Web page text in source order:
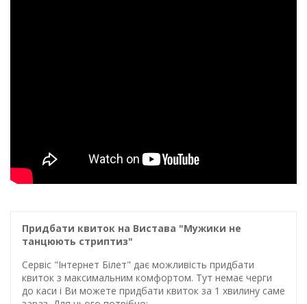
Придбати квиток на Вистава "Мужики не
танцюють стриптиз"
Сервіс "Інтернет Білет" дає можливість придбати
квиток з максимальним комфортом. Тут немає черги
до каси і Ви можете придбати квиток за 1 хвилину саме